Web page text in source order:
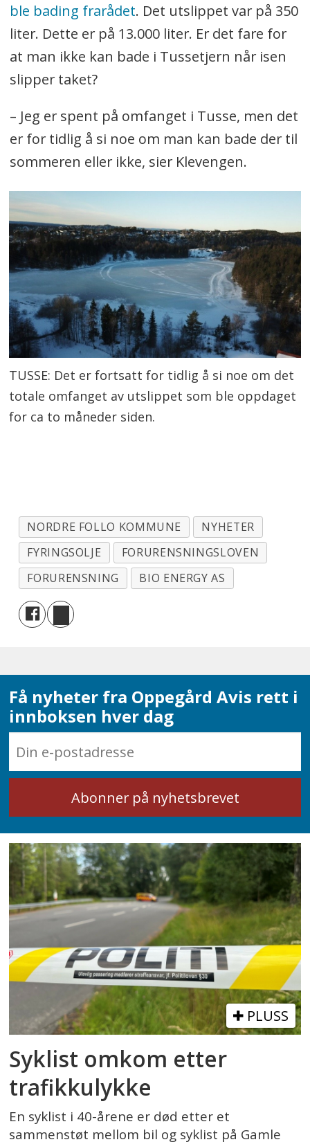
ble bading frarådet. Det utslippet var på 350
liter. Dette er på 13.000 liter. Er det fare for
at man ikke kan bade i Tussetjern når isen
slipper taket?
– Jeg er spent på omfanget i Tusse, men det
er for tidlig å si noe om man kan bade der til
sommeren eller ikke, sier Klevengen.
TUSSE: Det er fortsatt for tidlig å si noe om det
totale omfanget av utslippet som ble oppdaget
for ca to måneder siden.
NORDRE FOLLO KOMMUNE
NYHETER
FYRINGSOLJE
FORURENSNINGSLOVEN
FORURENSNING
BIO ENERGY AS
Få nyheter fra Oppegård Avis rett i
innboksen hver dag
PLUSS
Syklist omkom etter
trafikkulykke
En syklist i 40-årene er død etter et
sammenstøt mellom bil og syklist på Gamle